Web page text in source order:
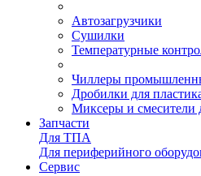
Автозагрузчики
Сушилки
Температурные
Чиллеры
Дробилки для
Миксеры и смесители
Запчасти
Для ТПА
Для периферийного
Сервис